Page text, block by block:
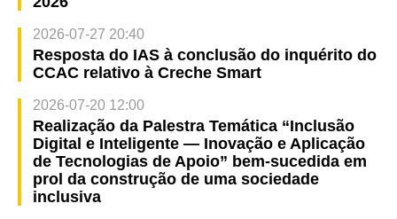
2026-07-27 20:40
Resposta do IAS à conclusão do inquérito do
CCAC relativo à Creche Smart
2026-07-20 12:00
Realização da Palestra Temática “Inclusão
Digital e Inteligente — Inovação e Aplicação
de Tecnologias de Apoio” bem-sucedida em
prol da construção de uma sociedade
inclusiva